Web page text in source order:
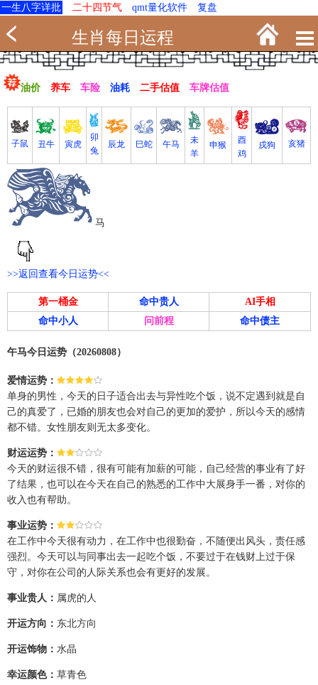
一生八字详批 二十四节气 qmt量化软件 复盘
生肖每日运程
油价 养车 车险 油耗 二手估值 车牌估值
子鼠 丑牛 寅虎
卯
兔
辰龙 巳蛇 午马
未
羊
申猴
酉
鸡
戌狗 亥猪
马
>>返回查看今日运势<<
第一桶金 命中贵人
AI手相
命中小人
问前程 命中债主
午马今日运势（20260808）
爱情运势：
单身的男性，今天的日子适合出去与异性吃个饭，说不定遇到就是自
己的真爱了，已婚的朋友也会对自己的更加的爱护，所以今天的感情
都不错。女性朋友则无太多变化。
财运运势：
今天的财运很不错，很有可能有加薪的可能，自己经营的事业有了好
了结果，也可以在今天在自己的熟悉的工作中大展身手一番，对你的
收入也有帮助。
事业运势：
在工作中今天很有动力，在工作中也很勤奋，不随便出风头，责任感
强烈。今天可以与同事出去一起吃个饭，不要过于在钱财上过于保
守，对你在公司的人际关系也会有更好的发展。
事业贵人： 属虎的人
开运方向： 东北方向
开运饰物： 水晶
幸运颜色： 草青色